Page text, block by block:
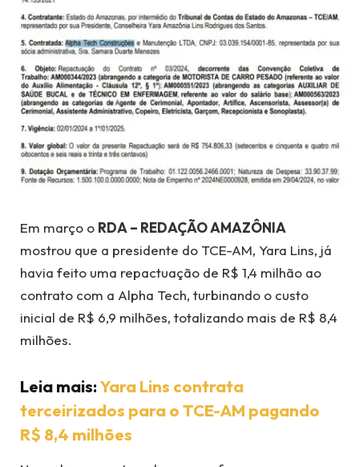
Em março o RDA – REDAÇÃO AMAZÔNIA
mostrou que a presidente do TCE-AM, Yara Lins, já
havia feito uma repactuação de R$ 1,4 milhão ao
contrato com a Alpha Tech, turbinando o custo
inicial de R$ 6,9 milhões, totalizando mais de R$ 8,4
milhões.
Leia mais:Yara Lins contrata
terceirizados para o TCE-AM pagando
R$ 8,4 milhões